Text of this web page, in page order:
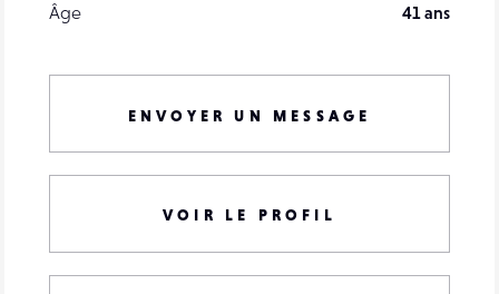
Âge
41 ans
ENVOYER UN MESSAGE
VOIR LE PROFIL